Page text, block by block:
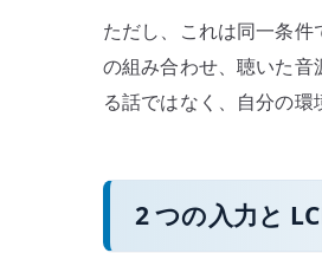
ただし、これは同一条
の組み合わせ、聴いた
る話ではなく、自分の環
2 つの入力と